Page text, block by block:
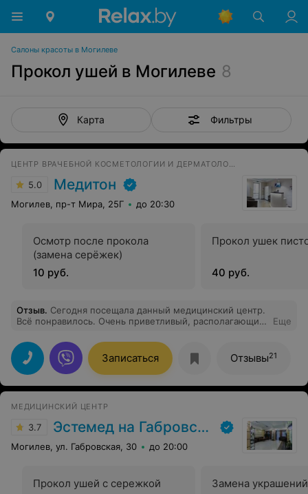
Салоны красоты в Могилеве
Прокол ушей в Могилеве 8
Карта Фильтры
ЦЕНТР ВРАЧЕБНОЙ КОСМЕТОЛОГИИ И ДЕРМАТОЛОГИИ
5.0 Медитон
Могилев, пр-т Мира, 25Г до 20:30
Осмотр после прокола
(замена серёжек)
10 руб.
Прокол ушек
40 руб.
Отзыв. Сегодня посещала данный медицинский центр.
Всё понравилось. Очень приветливый, располагающий
папилломы. Всё прошло прекрасно. Внимательный
врач , всё доступно рассказала о процедуре.
Рекомендую!!! Врач Гончарова Наталья Ивановна,
прекрасный специалист и приятный человек!
Еще
Записаться Отзывы21
МЕДИЦИНСКИЙ ЦЕНТР
3.7 Эстемед на Габровской
Могилев, ул. Габровская, 30 до 20:00
Прокол ушей с сережкой
Замена украшений